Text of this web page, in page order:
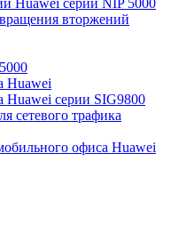
Huawei серии NIP 5000
вторжений
Huawei
Huawei серии SIG9800
сетевого трафика
офиса Huawei